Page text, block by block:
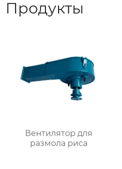
Продукты
Вентилятор для
размола риса